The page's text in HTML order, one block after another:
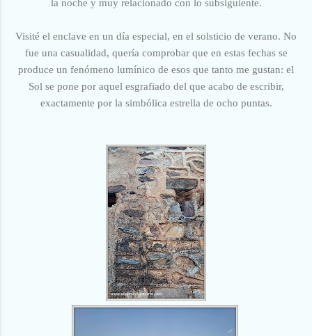
la noche y muy relacionado con lo subsiguiente.
Visité el enclave en un día especial, en el solsticio de verano. No
fue una casualidad, quería comprobar que en estas fechas se
produce un fenómeno lumínico de esos que tanto me gustan: el
Sol se pone por aquel esgrafiado del que acabo de escribir,
exactamente por la simbólica estrella de ocho puntas.